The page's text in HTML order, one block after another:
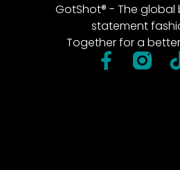
GotShot® - The
statement
Together for a